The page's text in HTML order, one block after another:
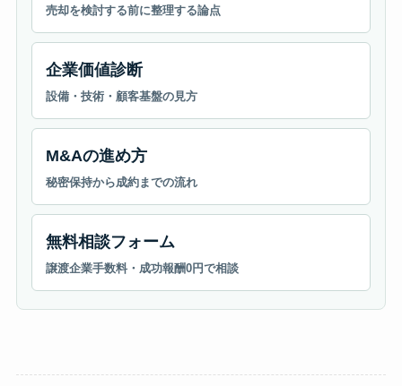
売却を検討する前に整理する論点
企業価値診断
設備・技術・顧客基盤の見方
M&Aの進め方
秘密保持から成約までの流れ
無料相談フォーム
譲渡企業手数料・成功報酬0円で相談